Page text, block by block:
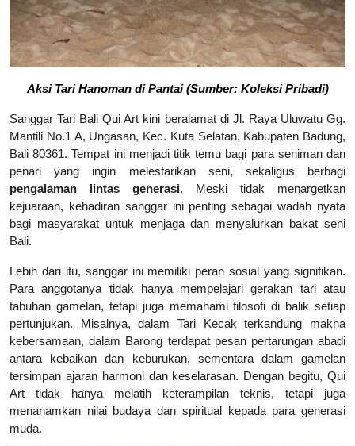
Aksi Tari Hanoman di Pantai(Sumber: Koleksi Pribadi)
Sanggar Tari Bali Qui Art kini beralamat di Jl. Raya Uluwatu Gg.
Mantili No.1 A, Ungasan, Kec. Kuta Selatan, Kabupaten Badung,
Bali 80361. Tempat ini menjadi titik temu bagi para seniman dan
penari yang ingin melestarikan seni, sekaligus berbagi
pengalaman lintas generasi. Meski tidak menargetkan
kejuaraan, kehadiran sanggar ini penting sebagai wadah nyata
bagi masyarakat untuk menjaga dan menyalurkan bakat seni
Bali.
Lebih dari itu, sanggar ini memiliki peran sosial yang signifikan.
Para anggotanya tidak hanya mempelajari gerakan tari atau
tabuhan gamelan, tetapi juga memahami filosofi di balik setiap
pertunjukan. Misalnya, dalam Tari Kecak terkandung makna
kebersamaan, dalam Barong terdapat pesan pertarungan abadi
antara kebaikan dan keburukan, sementara dalam gamelan
tersimpan ajaran harmoni dan keselarasan. Dengan begitu, Qui
Art tidak hanya melatih keterampilan teknis, tetapi juga
menanamkan nilai budaya dan spiritual kepada para generasi
muda.